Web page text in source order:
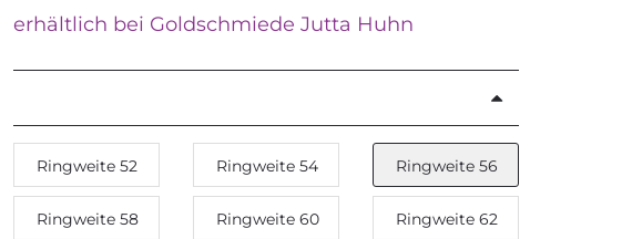
erhältlich bei Goldschmiede Jutta Huhn
Ringweite 52 Ringweite 54 Ringweite 56
Ringweite 58 Ringweite 60 Ringweite 62